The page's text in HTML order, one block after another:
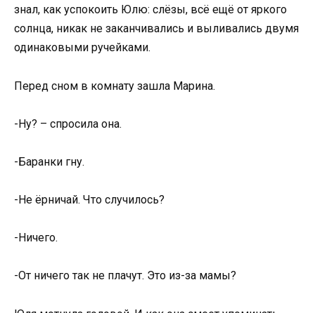
знал, как успокоить Юлю: слёзы, всё ещё от яркого
солнца, никак не заканчивались и выливались двумя
одинаковыми ручейками.
Перед сном в комнату зашла Марина.
-Ну? – спросила она.
-Баранки гну.
-Не ёрничай. Что случилось?
-Ничего.
-От ничего так не плачут. Это из-за мамы?